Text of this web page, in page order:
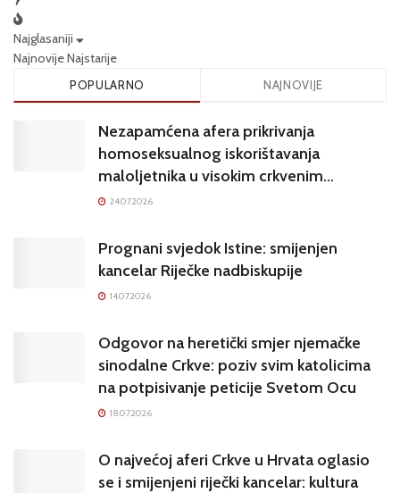
Najglasaniji
NajnovijeNajstarije
POPULARNO NAJNOVIJE
Nezapamćena afera prikrivanja
homoseksualnog iskorištavanja
maloljetnika u visokim crkvenim
krugovima potresa Hrvatsku
24.07.2026
Prognani svjedok Istine: smijenjen
kancelar Riječke nadbiskupije
14.07.2026
Odgovor na heretički smjer njemačke
sinodalne Crkve: poziv svim katolicima
na potpisivanje peticije Svetom Ocu
18.07.2026
O najvećoj aferi Crkve u Hrvata oglasio
se i smijenjeni riječki kancelar: kultura